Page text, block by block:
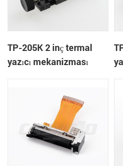
TP-205K 2 inç termal
yazıcı mekanizması